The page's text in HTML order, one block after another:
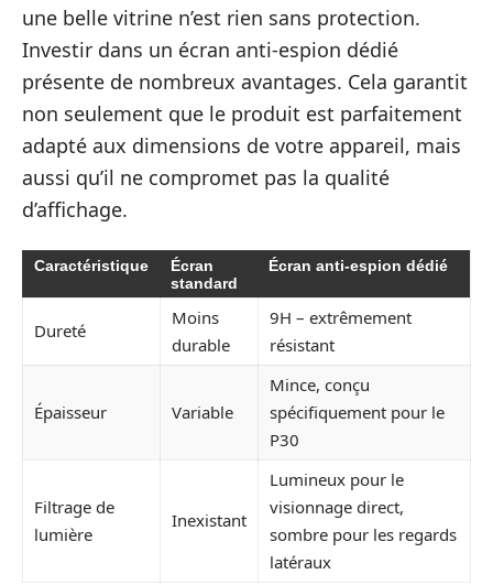
une belle vitrine n’est rien sans protection.
Investir dans un écran anti-espion dédié
présente de nombreux avantages. Cela garantit
non seulement que le produit est parfaitement
adapté aux dimensions de votre appareil, mais
aussi qu’il ne compromet pas la qualité
d’affichage.
Caractéristique
Écran
standard
Écran anti-espion dédié
Dureté
Moins
durable
9H – extrêmement
résistant
Épaisseur Variable
Mince, conçu
spécifiquement pour le
P30
Filtrage de
lumière
Inexistant
Lumineux pour le
visionnage direct,
sombre pour les regards
latéraux